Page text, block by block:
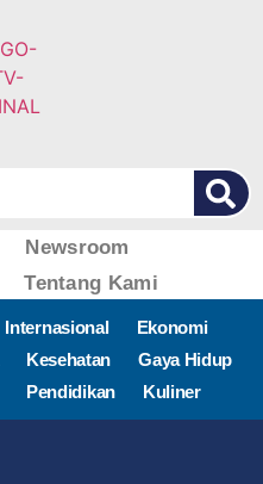
Newsroom
Tentang Kami
Internasional
Ekonomi
Kesehatan
Gaya Hidup
Pendidikan Kuliner